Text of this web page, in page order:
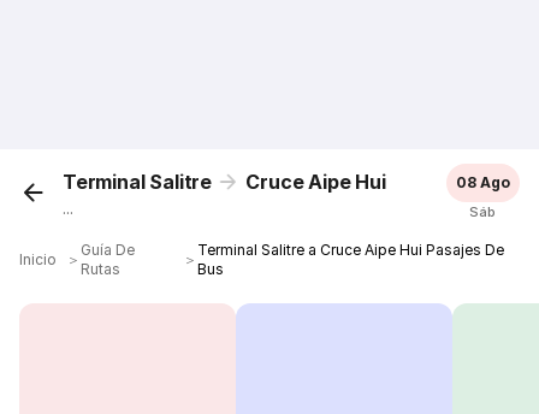
Terminal Salitre Cruce Aipe Hui
...
08 Ago
Sáb
Inicio ＞
Guía De
Rutas
＞
Terminal Salitre a Cruce Aipe Hui Pasajes De
Bus